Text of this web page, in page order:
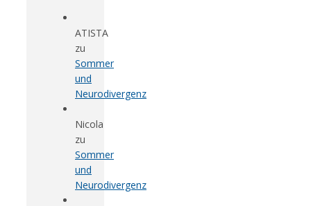
ATISTA
zu
Sommer
und
Neurodivergenz
Nicola
zu
Sommer
und
Neurodivergenz